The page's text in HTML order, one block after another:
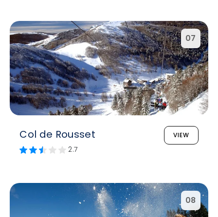
07
Col de Rousset VIEW
2.7
08